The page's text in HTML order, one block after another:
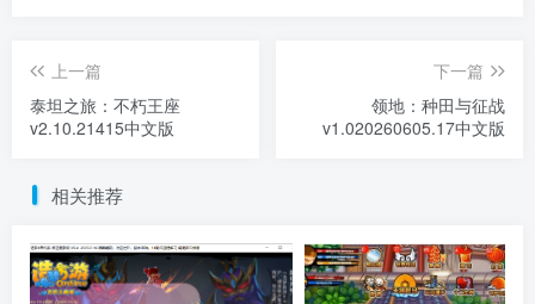
上一篇
泰坦之旅：不朽王座
v2.10.21415中文版
下一篇
领地：种田与征战
v1.020260605.17中文版
相关推荐